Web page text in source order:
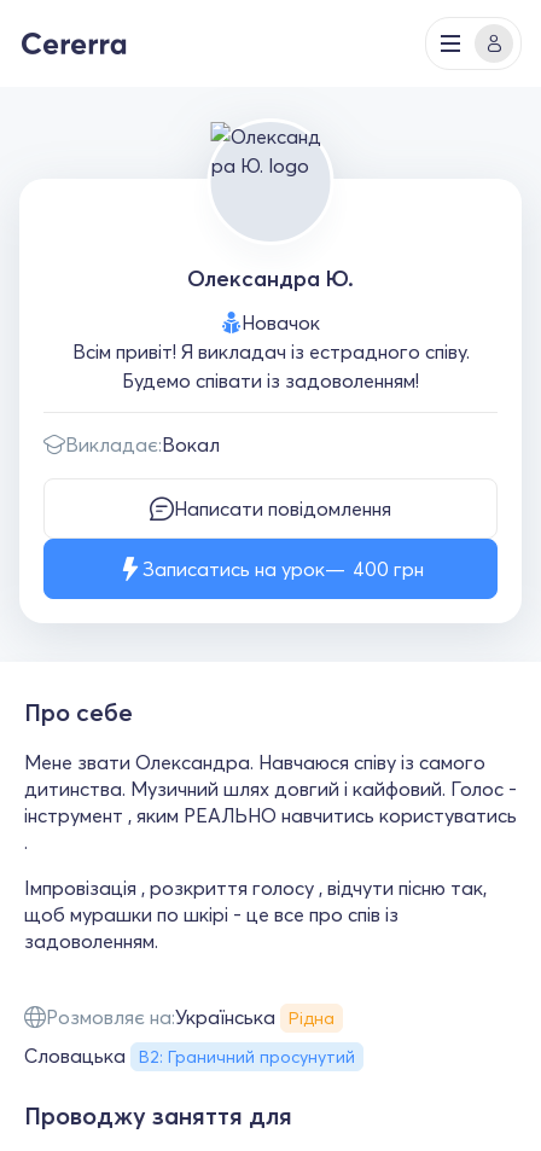
Олександра Ю.
Новачок
Всім привіт! Я викладач із естрадного співу.
Будемо співати із задоволенням!
Викладає:Вокал
Написати повідомлення
Записатись на урок 400 грн
Про себе
Мене звати Олександра. Навчаюся співу із самого
дитинства. Музичний шлях довгий і кайфовий. Голос -
інструмент , яким РЕАЛЬНО навчитись користуватись
.
Імпровізація , розкриття голосу , відчути пісню так,
щоб мурашки по шкірі - це все про спів із
задоволенням.
Розмовляє на:Українська Рідна
Словацька B2: Граничний просунутий
Проводжу заняття для